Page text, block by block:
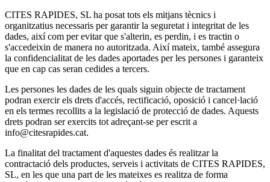
CITES RAPIDES, SL ha posat tots els mitjans tècnics i
organitzatius necessaris per garantir la seguretat i integritat de les
dades, així com per evitar que s'alterin, es perdin, i es tractin o
s'accedeixin de manera no autoritzada. Així mateix, també assegura
la confidencialitat de les dades aportades per les persones i garanteix
que en cap cas seran cedides a tercers.
Les persones les dades de les quals siguin objecte de tractament
podran exercir els drets d'accés, rectificació, oposició i cancel·lació
en els termes recollits a la legislació de protecció de dades. Aquests
drets podran ser exercits tot adreçant-se per escrit a
info@citesrapides.cat.
La finalitat del tractament d'aquestes dades és realitzar la
contractació dels productes, serveis i activitats de CITES RAPIDES,
SL, en les que una part de les mateixes es realitza de forma